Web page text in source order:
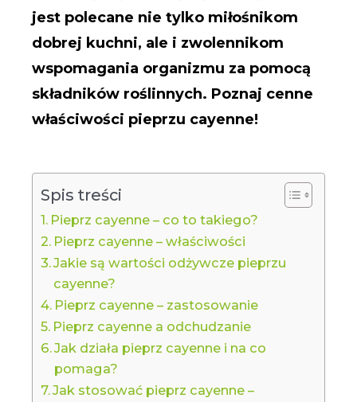
jest polecane nie tylko miłośnikom
dobrej kuchni, ale i zwolennikom
wspomagania organizmu za pomocą
składników roślinnych. Poznaj cenne
właściwości pieprzu cayenne!
Spis treści
Pieprz cayenne – co to takiego?
Pieprz cayenne – właściwości
Jakie są wartości odżywcze pieprzu
cayenne?
Pieprz cayenne – zastosowanie
Pieprz cayenne a odchudzanie
Jak działa pieprz cayenne i na co
pomaga?
Jak stosować pieprz cayenne –